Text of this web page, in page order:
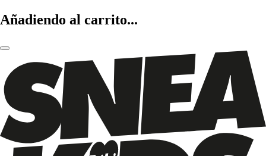
Añadiendo al carrito...